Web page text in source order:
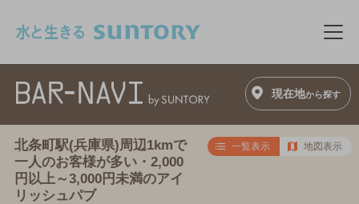
メ
現在地から探す
北条町駅(兵庫県)周辺1kmで
一人のお客様が多い・2,000
円以上～3,000円未満のアイ
リッシュパブ
一覧表示 地図表示